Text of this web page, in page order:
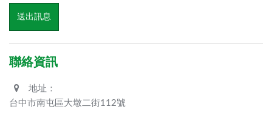
送出訊息
聯絡資訊
地址：
台中市南屯區大墩二街112號